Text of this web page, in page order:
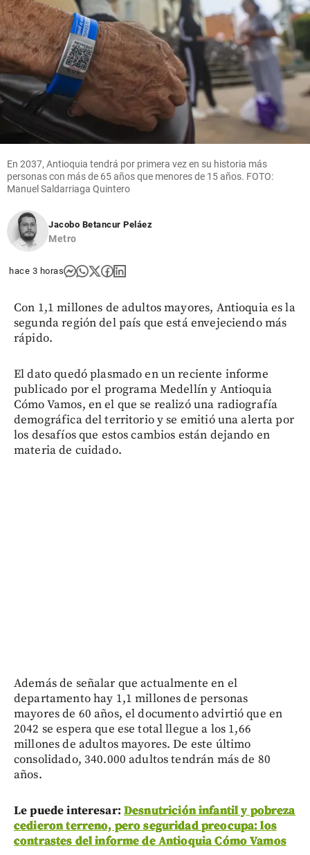
En 2037, Antioquia tendrá por primera vez en su historia más
personas con más de 65 años que menores de 15 años. FOTO:
Manuel Saldarriaga Quintero
Jacobo Betancur Peláez
Metro
hace 3 horas
Con 1,1 millones de adultos mayores, Antioquia es la
segunda región del país que está envejeciendo más
rápido.
El dato quedó plasmado en un reciente informe
publicado por el programa Medellín y Antioquia
Cómo Vamos, en el que se realizó una radiografía
demográfica del territorio y se emitió una alerta por
los desafíos que estos cambios están dejando en
materia de cuidado.
Además de señalar que actualmente en el
departamento hay 1,1 millones de personas
mayores de 60 años, el documento advirtió que en
2042 se espera que ese total llegue a los 1,66
millones de adultos mayores. De este último
consolidado, 340.000 adultos tendrán más de 80
años.
Le puede interesar: Desnutrición infantil y pobreza
cedieron terreno, pero seguridad preocupa: los
contrastes del informe de Antioquia Cómo Vamos